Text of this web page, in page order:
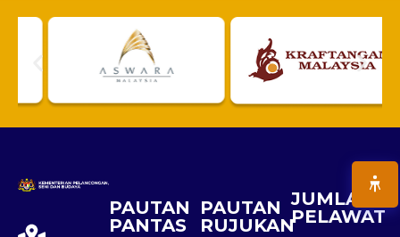
PAUTAN
PANTAS
PAUTAN
RUJUKAN
JUMLAH
PELAWAT